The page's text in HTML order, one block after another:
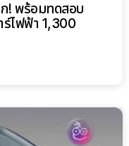
! พร้อมทดสอบ
ไฟฟ้า 1,300